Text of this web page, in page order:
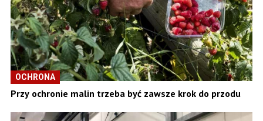
OCHRONA
Przy ochronie malin trzeba być zawsze krok do przodu